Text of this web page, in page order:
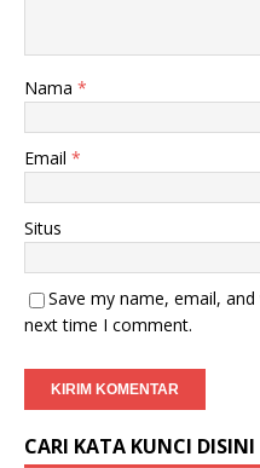
Nama *
Email *
Situs
Save my name, email,
next time I comment.
CARI KATA KUNCI DISINI